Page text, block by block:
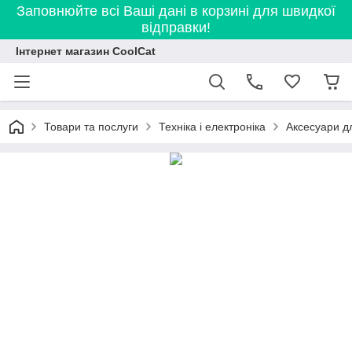
Заповнюйте всі Ваші дані в корзині для швидкої
відправки!
Інтернет магазин CoolCat
Товари та послуги Техніка і електроніка Аксесуари